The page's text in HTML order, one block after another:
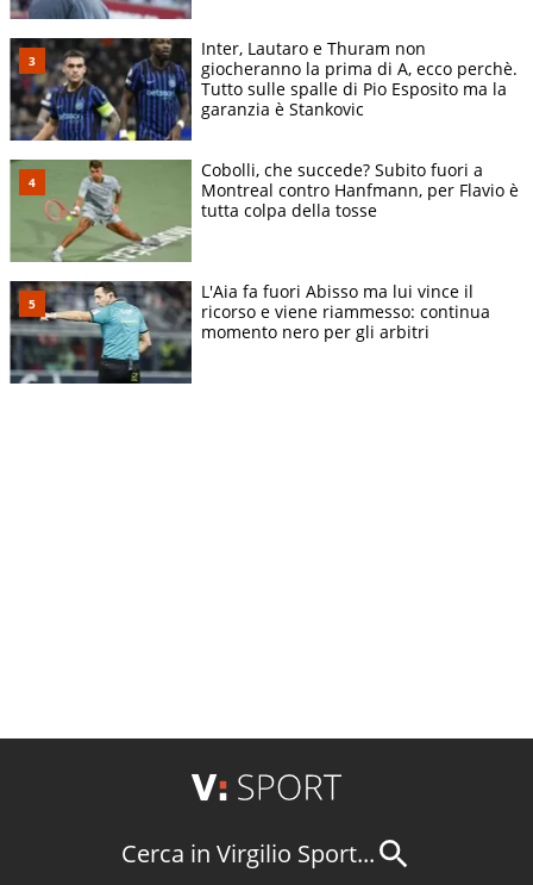
Inter, Lautaro e Thuram non
giocheranno la prima di A, ecco perchè.
Tutto sulle spalle di Pio Esposito ma la
garanzia è Stankovic
Cobolli, che succede? Subito fuori a
Montreal contro Hanfmann, per Flavio è
tutta colpa della tosse
L'Aia fa fuori Abisso ma lui vince il
ricorso e viene riammesso: continua
momento nero per gli arbitri
Cerca in Virgilio Sport...